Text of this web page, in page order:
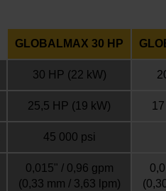
GLOBALMAX 30 HP
30 HP (22 kW)
25,5 HP (19 kW)
45 000 psi
0,015" / 0,96 gpm
(0,33 mm / 3,63 lpm)